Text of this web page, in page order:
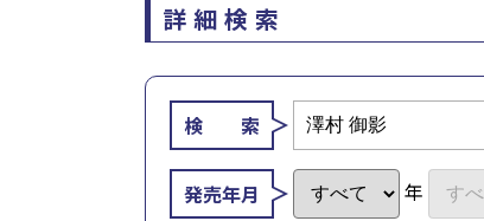
詳細検索
検 索
発売年月 年